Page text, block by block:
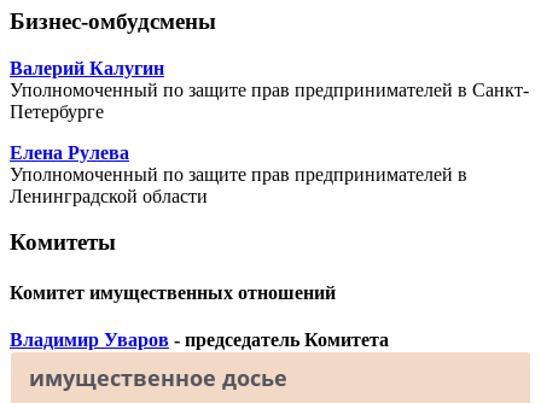
Бизнес-омбудсмены
Валерий Калугин
Уполномоченный по защите прав предпринимателей в Санкт-
Петербурге
Елена Рулева
Уполномоченный по защите прав предпринимателей в
Ленинградской области
Комитеты
Комитет имущественных отношений
Владимир Уваров - председатель Комитета
имущественное досье